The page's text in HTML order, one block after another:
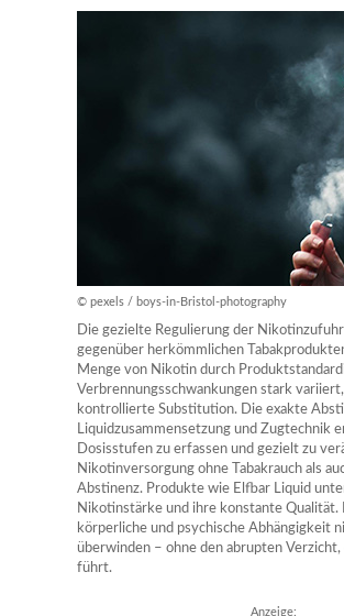
© pexels / boys-in-Bristol-photography
Die gezielte Regulierung der
gegenüber herkömmlichen
Menge von Nikotin durch
Verbrennungsschwankungen stark
kontrollierte Substitution. Die exakte
Liquidzusammensetzung und Zugtechnik
Dosisstufen zu erfassen und gezielt zu
Nikotinversorgung ohne Tabakrauch als
Abstinenz. Produkte wie Elfbar Liquid
Nikotinstärke und ihre konstante
körperliche und psychische Abhängigkeit
überwinden – ohne den abrupten
führt.
Anzeige: